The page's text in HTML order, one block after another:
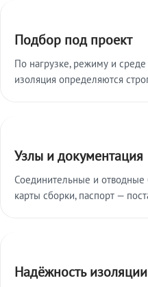
Подбор под проект
По нагрузке, режиму и
изоляция определяются
Узлы и документация
Соединительные и отводные
карты сборки, паспорт —
Надёжность изоляции